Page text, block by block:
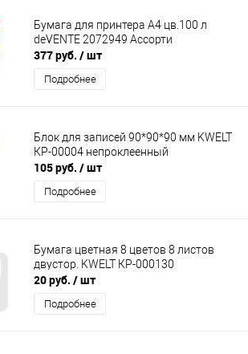
Бумага для принтера А4 цв.100 л
deVENTE 2072949 Ассорти
377 руб. / шт
Подробнее
Блок для записей 90*90*90 мм KWELT
КР-00004 непроклеенный
105 руб. / шт
Подробнее
Бумага цветная 8 цветов 8 листов
двустор. KWELT КР-000130
20 руб. / шт
Подробнее